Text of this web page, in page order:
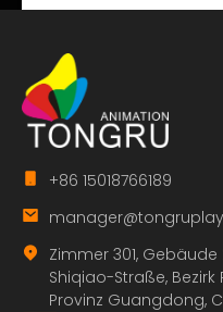
+86 15018766189
Zimmer 301, Gebäude
Shiqiao-Straße,
Provinz Guangdong,